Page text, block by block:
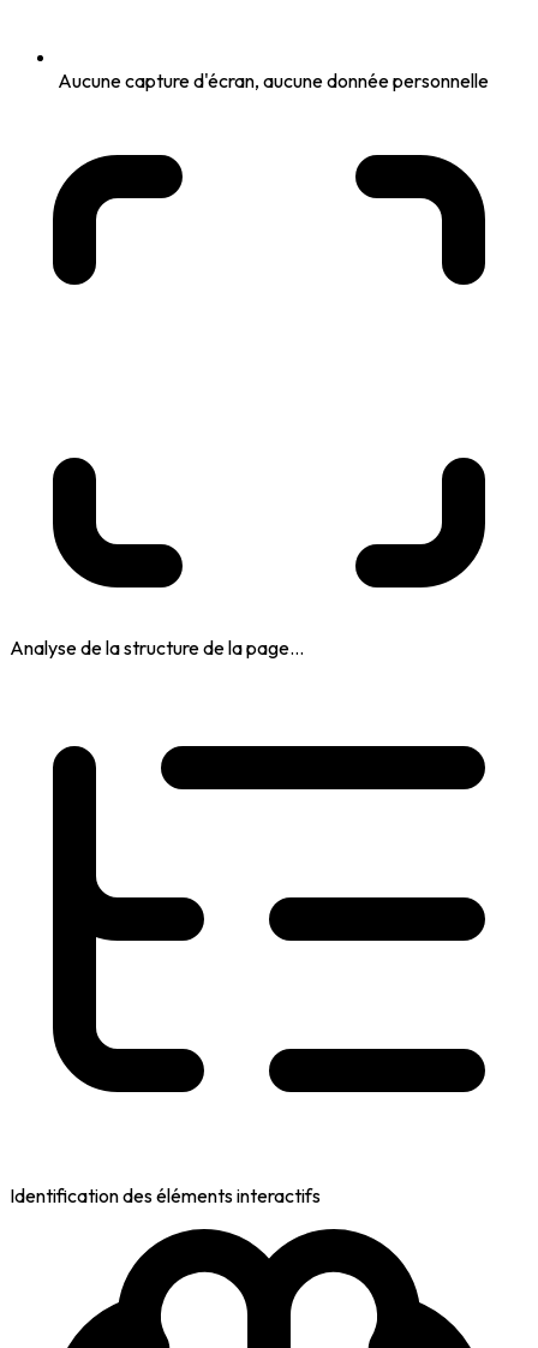
Aucune capture d'écran, aucune donnée personnelle
Analyse de la structure de la page...
Identification des éléments interactifs